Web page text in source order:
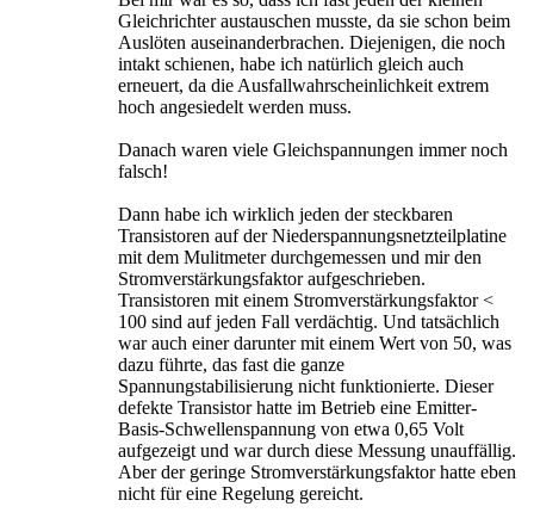
Gleichrichter austauschen musste, da sie schon beim
Auslöten auseinanderbrachen. Diejenigen, die noch
intakt schienen, habe ich natürlich gleich auch
erneuert, da die Ausfallwahrscheinlichkeit extrem
hoch angesiedelt werden muss.
Danach waren viele Gleichspannungen immer noch
falsch!
Dann habe ich wirklich jeden der steckbaren
Transistoren auf der Niederspannungsnetzteilplatine
mit dem Mulitmeter durchgemessen und mir den
Stromverstärkungsfaktor aufgeschrieben.
Transistoren mit einem Stromverstärkungsfaktor <
100 sind auf jeden Fall verdächtig. Und tatsächlich
war auch einer darunter mit einem Wert von 50, was
dazu führte, das fast die ganze
Spannungstabilisierung nicht funktionierte. Dieser
defekte Transistor hatte im Betrieb eine Emitter-
Basis-Schwellenspannung von etwa 0,65 Volt
aufgezeigt und war durch diese Messung unauffällig.
Aber der geringe Stromverstärkungsfaktor hatte eben
nicht für eine Regelung gereicht.